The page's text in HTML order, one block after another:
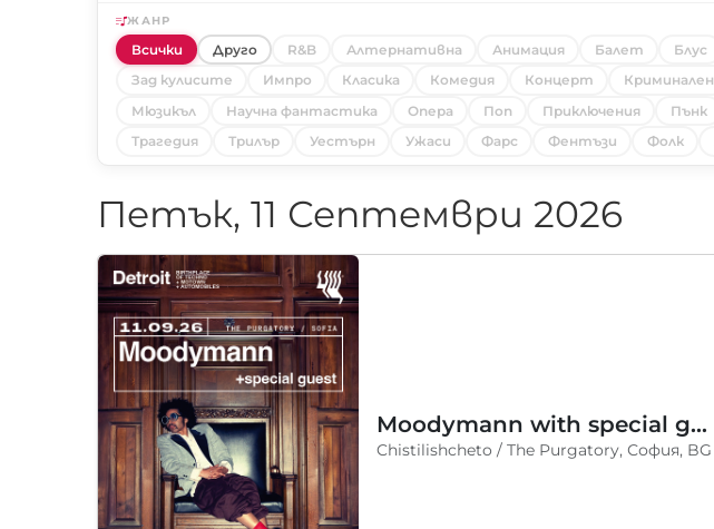
ЖАНР
Всички Друго R&B Алтернативна Анимация Балет Блус
Зад кулисите
Импро Класика Комедия Концерт Криминален
Мюзикъл
Научна фантастика Опера Поп Приключения Пънк
Трагедия
Трилър Уестърн Ужаси Фарс Фентъзи Фолк
Петък, 11 Септември 2026
Moodymann with special guests
Chistilishcheto / The Purgatory, София, BG